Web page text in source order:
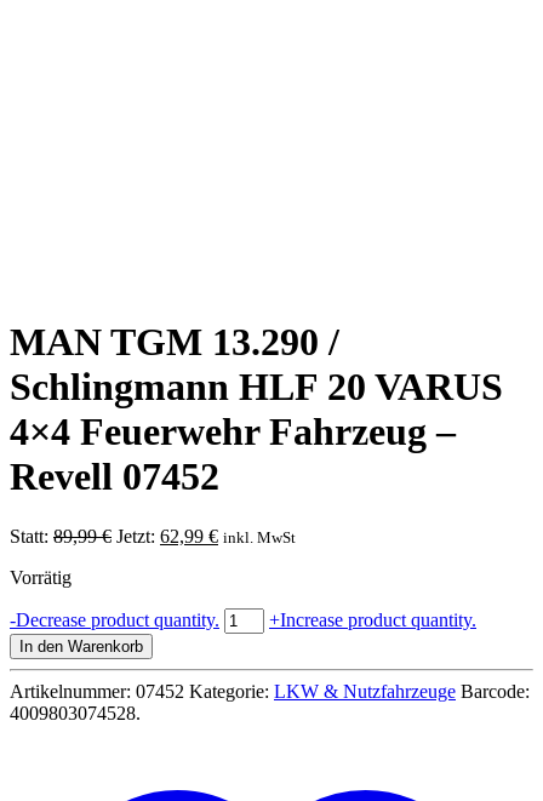
MAN TGM 13.290 /
Schlingmann HLF 20 VARUS
4×4 Feuerwehr Fahrzeug –
Revell 07452
Statt: 89,99€ Ursprünglicher
Jetzt: 62,99 €Aktueller
inkl. MwSt
Vorrätig
-Decrease product quantity. MAN
TGM
Schlingmann
+Increase product quantity.
In den Warenkorb
Artikelnummer: 07452 Kategorie: LKW & Nutzfahrzeuge Barcode:
4009803074528.